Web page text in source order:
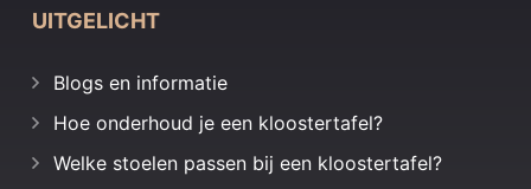
UITGELICHT
Blogs en informatie
Hoe onderhoud je een kloostertafel?
Welke stoelen passen bij een kloostertafel?